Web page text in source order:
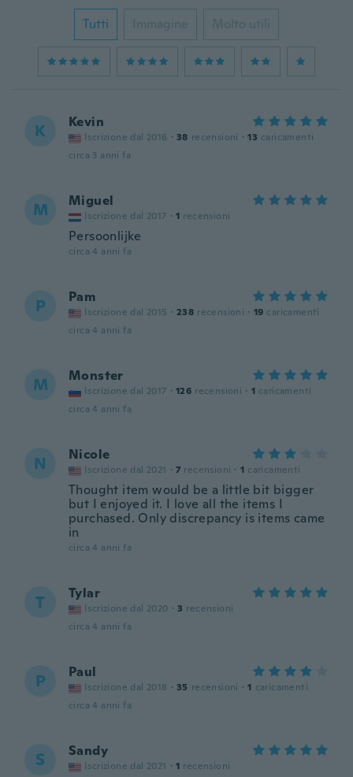
Tutti Immagine Molto utili
K Kevin
Iscrizione dal 2016 · 38 recensioni · 13 caricamenti
circa 3 anni fa
M Miguel
Iscrizione dal 2017 · 1 recensioni
Persoonlijke
circa 4 anni fa
P Pam
Iscrizione dal 2015 · 238 recensioni · 19 caricamenti
circa 4 anni fa
M Monster
Iscrizione dal 2017 · 126 recensioni · 1 caricamenti
circa 4 anni fa
N Nicole
Iscrizione dal 2021 · 7 recensioni · 1 caricamenti
Thought item would be a little bit bigger
but I enjoyed it. I love all the items I
purchased. Only discrepancy is items came
in
circa 4 anni fa
T Tylar
Iscrizione dal 2020 · 3 recensioni
circa 4 anni fa
P Paul
Iscrizione dal 2018 · 35 recensioni · 1 caricamenti
circa 4 anni fa
S Sandy
Iscrizione dal 2021 · 1 recensioni